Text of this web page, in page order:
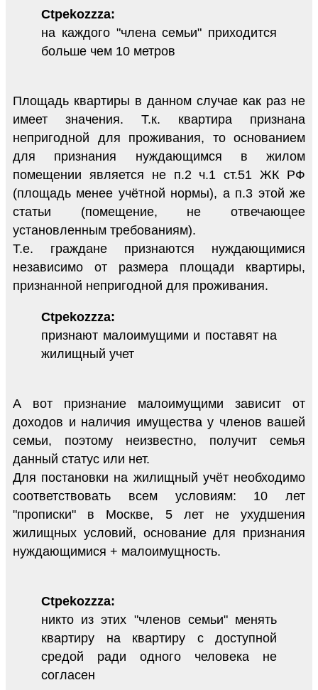
Ctpekozzza:
на каждого "члена семьи" приходится
больше чем 10 метров
Площадь квартиры в данном случае как раз не
имеет значения. Т.к. квартира признана
непригодной для проживания, то основанием
для признания нуждающимся в жилом
помещении является не п.2 ч.1 ст.51 ЖК РФ
(площадь менее учётной нормы), а п.3 этой же
статьи (помещение, не отвечающее
установленным требованиям).
Т.е. граждане признаются нуждающимися
независимо от размера площади квартиры,
признанной непригодной для проживания.
Ctpekozzza:
признают малоимущими и поставят на
жилищный учет
А вот признание малоимущими зависит от
доходов и наличия имущества у членов вашей
семьи, поэтому неизвестно, получит семья
данный статус или нет.
Для постановки на жилищный учёт необходимо
соответствовать всем условиям: 10 лет
"прописки" в Москве, 5 лет не ухудшения
жилищных условий, основание для признания
нуждающимися + малоимущность.
Ctpekozzza:
никто из этих "членов семьи" менять
квартиру на квартиру с доступной
средой ради одного человека не
согласен